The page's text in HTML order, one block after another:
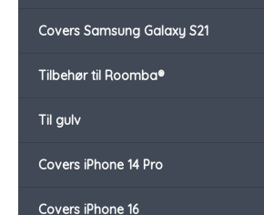
Covers Samsung Galaxy S21
Tilbehør til Roomba®
Til gulv
Covers iPhone 14 Pro
Covers iPhone 16